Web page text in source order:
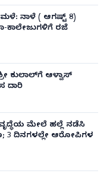
ನಾಳೆ ( ಆಗಷ್ಟ್ 8)
ಕಾಲೇಜುಗಳಿಗೆ ರಜೆ
ಕುಲಾಲ್‌ಗೆ ಆಳ್ವಾಸ್
ಮೇಲೆ ಹಲ್ಲೆ ನಡೆಸಿ
3 ದಿನಗಳಲ್ಲೇ ಆರೋಪಿಗಳ